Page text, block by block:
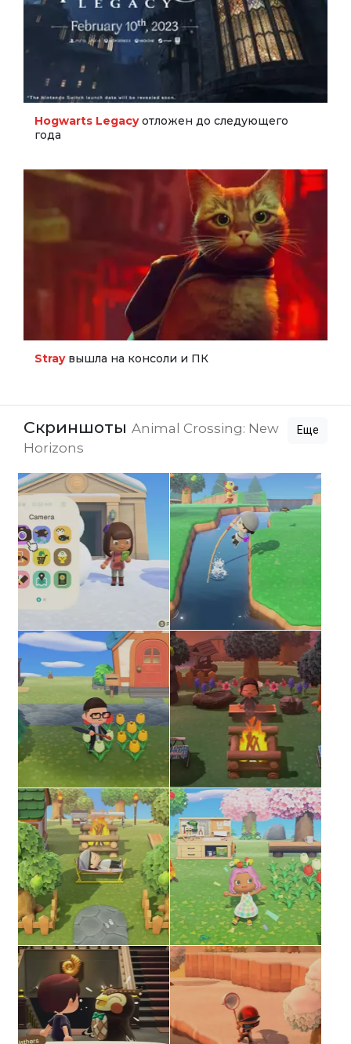
Hogwarts Legacyотложен до следующего
года
Strayвышла на консоли и ПК
Скриншоты Animal Crossing: New
Horizons
Еще